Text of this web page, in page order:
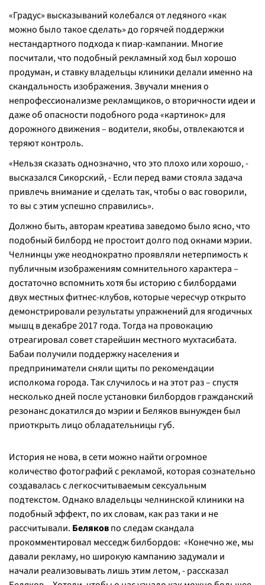
«Градус» высказываний колебался от ледяного «как
можно было такое сделать» до горячей поддержки
нестандартного подхода к пиар-кампании. Многие
посчитали, что подобный рекламный ход был хорошо
продуман, и ставку владельцы клиники делали именно на
скандальность изображения. Звучали мнения о
непрофессионализме рекламщиков, о вторичности идеи и
даже об опасности подобного рода «картинок» для
дорожного движения – водители, якобы, отвлекаются и
теряют контроль.
«Нельзя сказать однозначно, что это плохо или хорошо, -
высказался Сикорский, - Если перед вами стояла задача
привлечь внимание и сделать так, чтобы о вас говорили,
то вы с этим успешно справились».
Должно быть, авторам креатива заведомо было ясно, что
подобный билборд не простоит долго под окнами мэрии.
Челнинцы уже неоднократно проявляли нетерпимость к
публичным изображениям сомнительного характера –
достаточно вспомнить хотя бы историю с билбордами
двух местных фитнес-клубов, которые чересчур открыто
демонстрировали результаты упражнений для ягодичных
мышц в декабре 2017 года. Тогда на провокацию
отреагировал совет старейшин местного мухтасибата.
Бабаи получили поддержку населения и
предприниматели сняли щиты по рекомендации
исполкома города. Так случилось и на этот раз – спустя
несколько дней после установки билбордов гражданский
резонанс докатился до мэрии и Беляков вынужден был
приоткрыть лицо обладательницы губ.
История не нова, в сети можно найти огромное
количество фотографий с рекламой, которая сознательно
создавалась с легкосчитываемым сексуальным
подтекстом. Однако владельцы челнинской клиники на
подобный эффект, по их словам, как раз таки и не
рассчитывали. Беляковпо следам скандала
прокомментировал месседж билбордов: «Конечно же, мы
давали рекламу, но широкую кампанию задумали и
начали реализовывать лишь этим летом, - рассказал